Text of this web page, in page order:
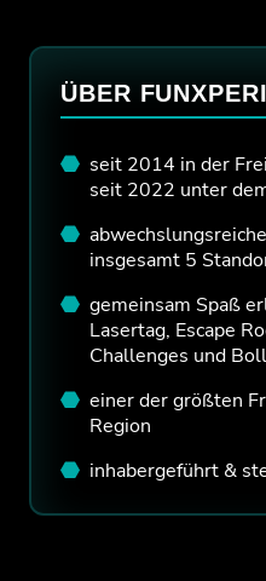
ÜBER
seit 2014 in der
seit 2022 unter
insgesamt 5
gemeinsam Spaß
Lasertag, Escape
Challenges und
einer der größten
Region
inhabergeführt &